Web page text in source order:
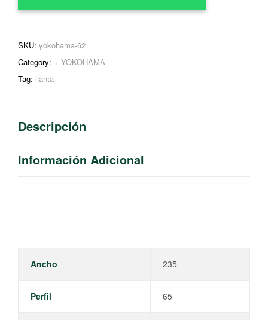
RY55
235/65R16
cantidad
SKU: yokohama-62
Category: + YOKOHAMA
Tag: llanta
Descripción
Información Adicional
Ancho 235
Perfil 65